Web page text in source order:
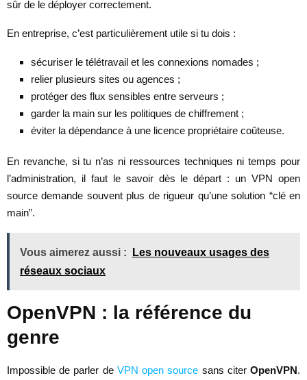
sûr de le déployer correctement.
En entreprise, c’est particulièrement utile si tu dois :
sécuriser le télétravail et les connexions nomades ;
relier plusieurs sites ou agences ;
protéger des flux sensibles entre serveurs ;
garder la main sur les politiques de chiffrement ;
éviter la dépendance à une licence propriétaire coûteuse.
En revanche, si tu n’as ni ressources techniques ni temps pour
l’administration, il faut le savoir dès le départ : un VPN open
source demande souvent plus de rigueur qu’une solution “clé en
main”.
Vous aimerez aussi :
Les nouveaux usages des
réseaux sociaux
OpenVPN : la référence du
genre
Impossible de parler de VPN open source sans citerOpenVPN.